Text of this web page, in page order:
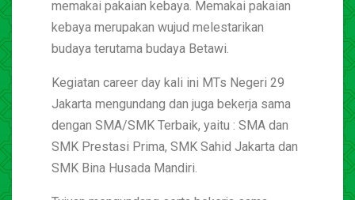
memakai pakaian kebaya. Memakai pakaian
kebaya merupakan wujud melestarikan
budaya terutama budaya Betawi.
Kegiatan career day kali ini MTs Negeri 29
Jakarta mengundang dan juga bekerja sama
dengan SMA/SMK Terbaik, yaitu : SMA dan
SMK Prestasi Prima, SMK Sahid Jakarta dan
SMK Bina Husada Mandiri.